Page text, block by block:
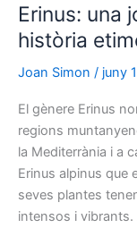
turmell
a
medicina
Erinus: una
història
Joan Simon / juny
El gènere Erinus
regions
la Mediterrània i a
Erinus alpinus que
seves plantes
intensos i vibrants.